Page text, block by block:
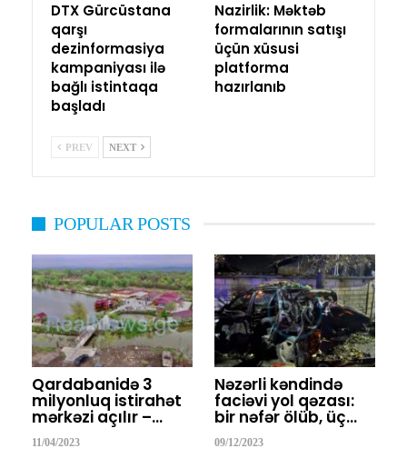
DTX Gürcüstana
qarşı
dezinformasiya
kampaniyası ilə
bağlı istintaqa
başladı
Nazirlik: Məktəb
formalarının satışı
üçün xüsusi
platforma
hazırlanıb
PREV NEXT
POPULAR POSTS
Qardabanidə 3
milyonluq istirahət
mərkəzi açılır –…
11/04/2023
Nəzərli kəndində
faciəvi yol qəzası:
bir nəfər ölüb, üç…
09/12/2023